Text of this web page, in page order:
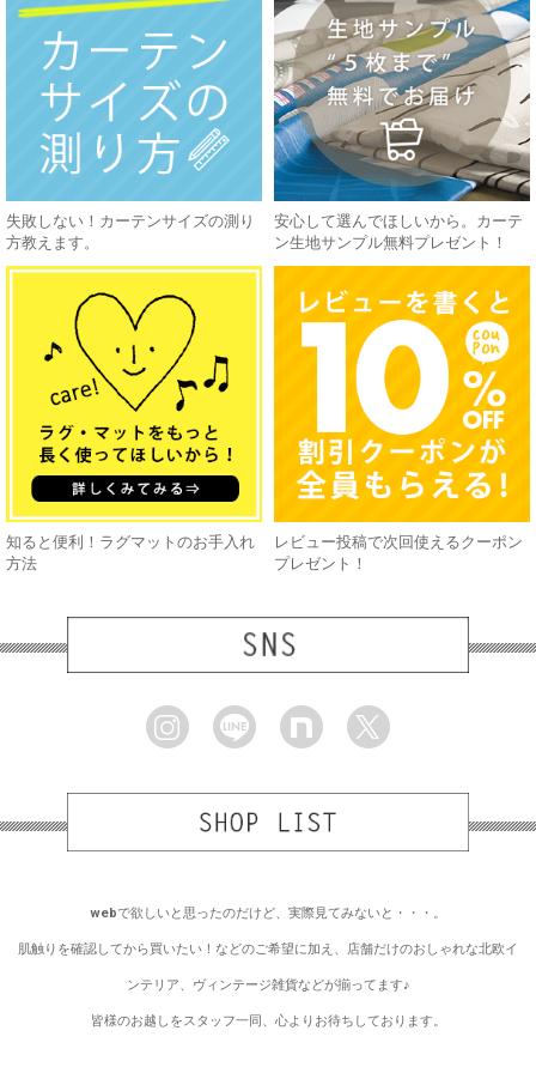
失敗しない！カーテンサイズの測り
方教えます。
安心して選んでほしいから。カーテ
ン生地サンプル無料プレゼント！
知ると便利！ラグマットのお手入れ
方法
レビュー投稿で次回使えるクーポン
プレゼント！
webで欲しいと思ったのだけど、実際見てみないと・・・。
肌触りを確認してから買いたい！などのご希望に加え、店舗だけのおしゃれな北欧イ
ンテリア、ヴィンテージ雑貨などが揃ってます♪
皆様のお越しをスタッフ一同、心よりお待ちしております。